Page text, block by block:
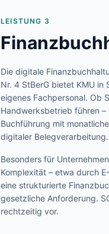
LEISTUNG 3
Die digitale
Nr. 4 StBerG bietet KMU in
eigenes Fachpersonal. Ob
Handwerksbetrieb führen
Buchführung mit
digitaler Belegverarbeitung.
Besonders für
Komplexität – etwa durch
eine strukturierte
gesetzliche Anforderung.
rechtzeitig vor.